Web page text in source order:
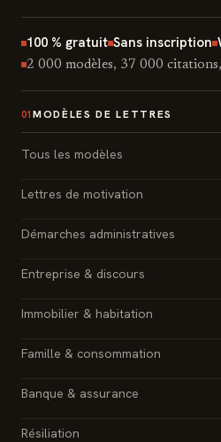
100 % gratuit Sans inscription
2 000 modèles, 37 000
01 MODÈLES DE LETTRES
Tous les modèles
Lettres de motivation
Démarches administratives
Entreprise & discours
Immobilier & habitation
Famille & consommation
Banque & assurance
Résiliation